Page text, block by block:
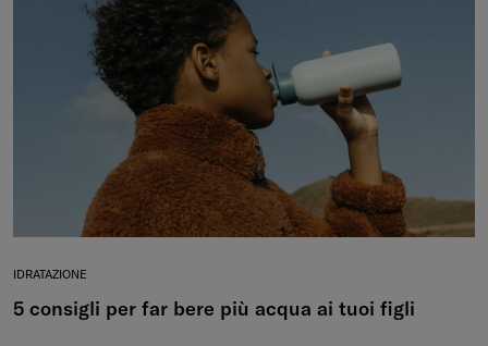
IDRATAZIONE
5 consigli per far bere più acqua ai tuoi figli